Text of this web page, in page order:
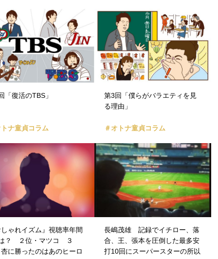
「復活のTBS」
ナ童貞コラム
第3回「僕らがバラエティを見
る理由」
＃オトナ童貞コラム
ゃれイズム』視聴率年間
？ ２位・マツコ ３
に勝ったのはあのヒーロ
長嶋茂雄 記録でイチロー、落
合、王、張本を圧倒した最多安
打10回にスーパースターの所以